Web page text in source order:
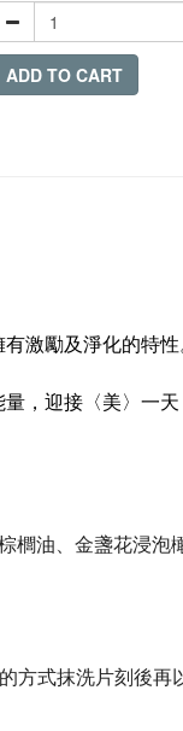
ADD TO CART
激勵及淨化的特性
，迎接〈美〉一天
櫚油、金盞花浸泡
方式抹洗片刻後再